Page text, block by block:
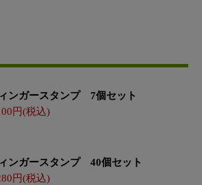
ンガースタンプ 7個セット
ンガースタンプ 40個セット